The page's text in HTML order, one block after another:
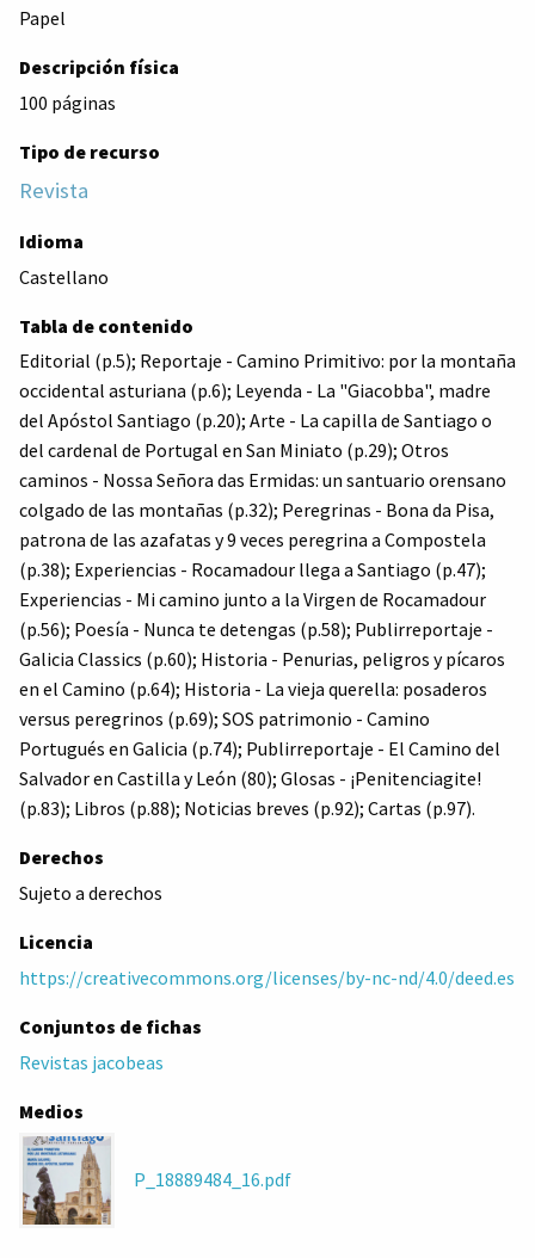
Papel
Descripción física
100 páginas
Tipo de recurso
Revista
Idioma
Castellano
Tabla de contenido
Editorial (p.5); Reportaje - Camino Primitivo: por la montaña
occidental asturiana (p.6); Leyenda - La "Giacobba", madre
del Apóstol Santiago (p.20); Arte - La capilla de Santiago o
del cardenal de Portugal en San Miniato (p.29); Otros
caminos - Nossa Señora das Ermidas: un santuario orensano
colgado de las montañas (p.32); Peregrinas - Bona da Pisa,
patrona de las azafatas y 9 veces peregrina a Compostela
(p.38); Experiencias - Rocamadour llega a Santiago (p.47);
Experiencias - Mi camino junto a la Virgen de Rocamadour
(p.56); Poesía - Nunca te detengas (p.58); Publirreportaje -
Galicia Classics (p.60); Historia - Penurias, peligros y pícaros
en el Camino (p.64); Historia - La vieja querella: posaderos
versus peregrinos (p.69); SOS patrimonio - Camino
Portugués en Galicia (p.74); Publirreportaje - El Camino del
Salvador en Castilla y León (80); Glosas - ¡Penitenciagite!
(p.83); Libros (p.88); Noticias breves (p.92); Cartas (p.97).
Derechos
Sujeto a derechos
Licencia
https://creativecommons.org/licenses/by-nc-nd/4.0/deed.es
Conjuntos de fichas
Revistas jacobeas
Medios
P_18889484_16.pdf